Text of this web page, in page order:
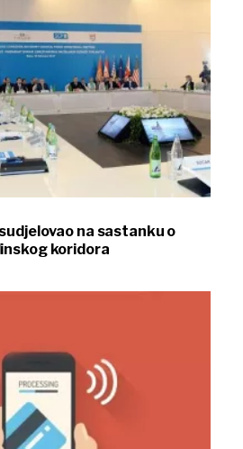
na sastanku o
koridora